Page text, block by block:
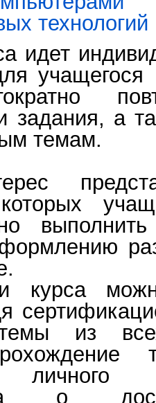
технологий
идет
задания, а
темам.
курса
темы из
о